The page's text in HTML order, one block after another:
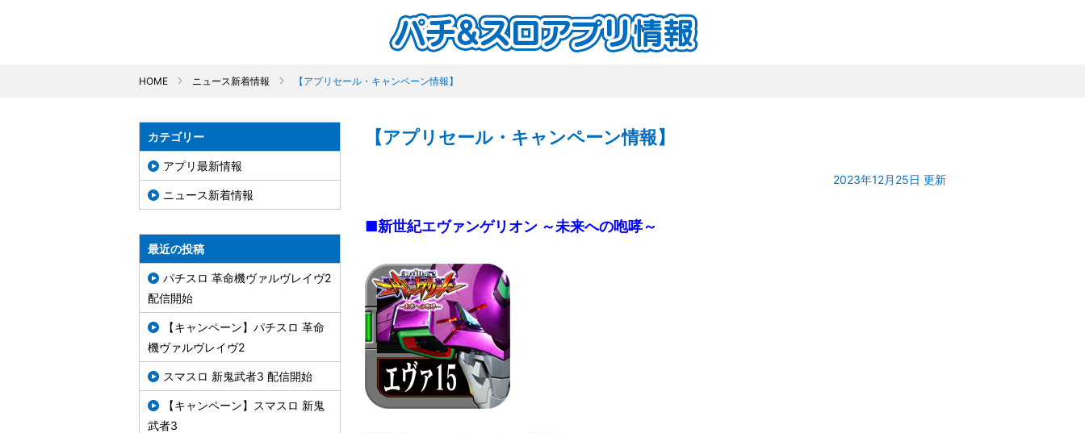
HOME ニュース新着情報 【アプリセール・キャンペーン情報】
カテゴリー
アプリ最新情報
ニュース新着情報
最近の投稿
パチスロ 革命機ヴァルヴレイヴ2
配信開始
【キャンペーン】パチスロ 革命
機ヴァルヴレイヴ2
スマスロ 新鬼武者3 配信開始
【キャンペーン】スマスロ 新鬼
武者3
【アプリセール・キャンペーン情報】
2023年12月25日 更新
■新世紀エヴァンゲリオン ～未来への咆哮～